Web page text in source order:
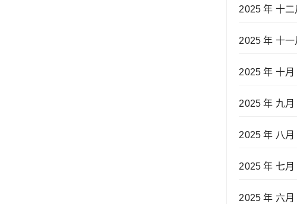
2025 年 十二
2025 年 十一
2025 年 十月
2025 年 九月
2025 年 八月
2025 年 七月
2025 年 六月